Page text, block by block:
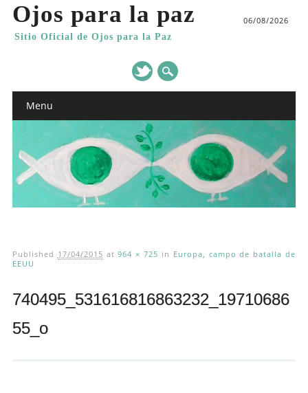
Ojos para la paz
Sitio Oficial de Ojos para la Paz
06/08/2026
Main menu
Menu
Published 17/04/2015 at964 × 725 in Europa, campo de batalla de
EEUU
740495_531616816863232_19710686
55_o